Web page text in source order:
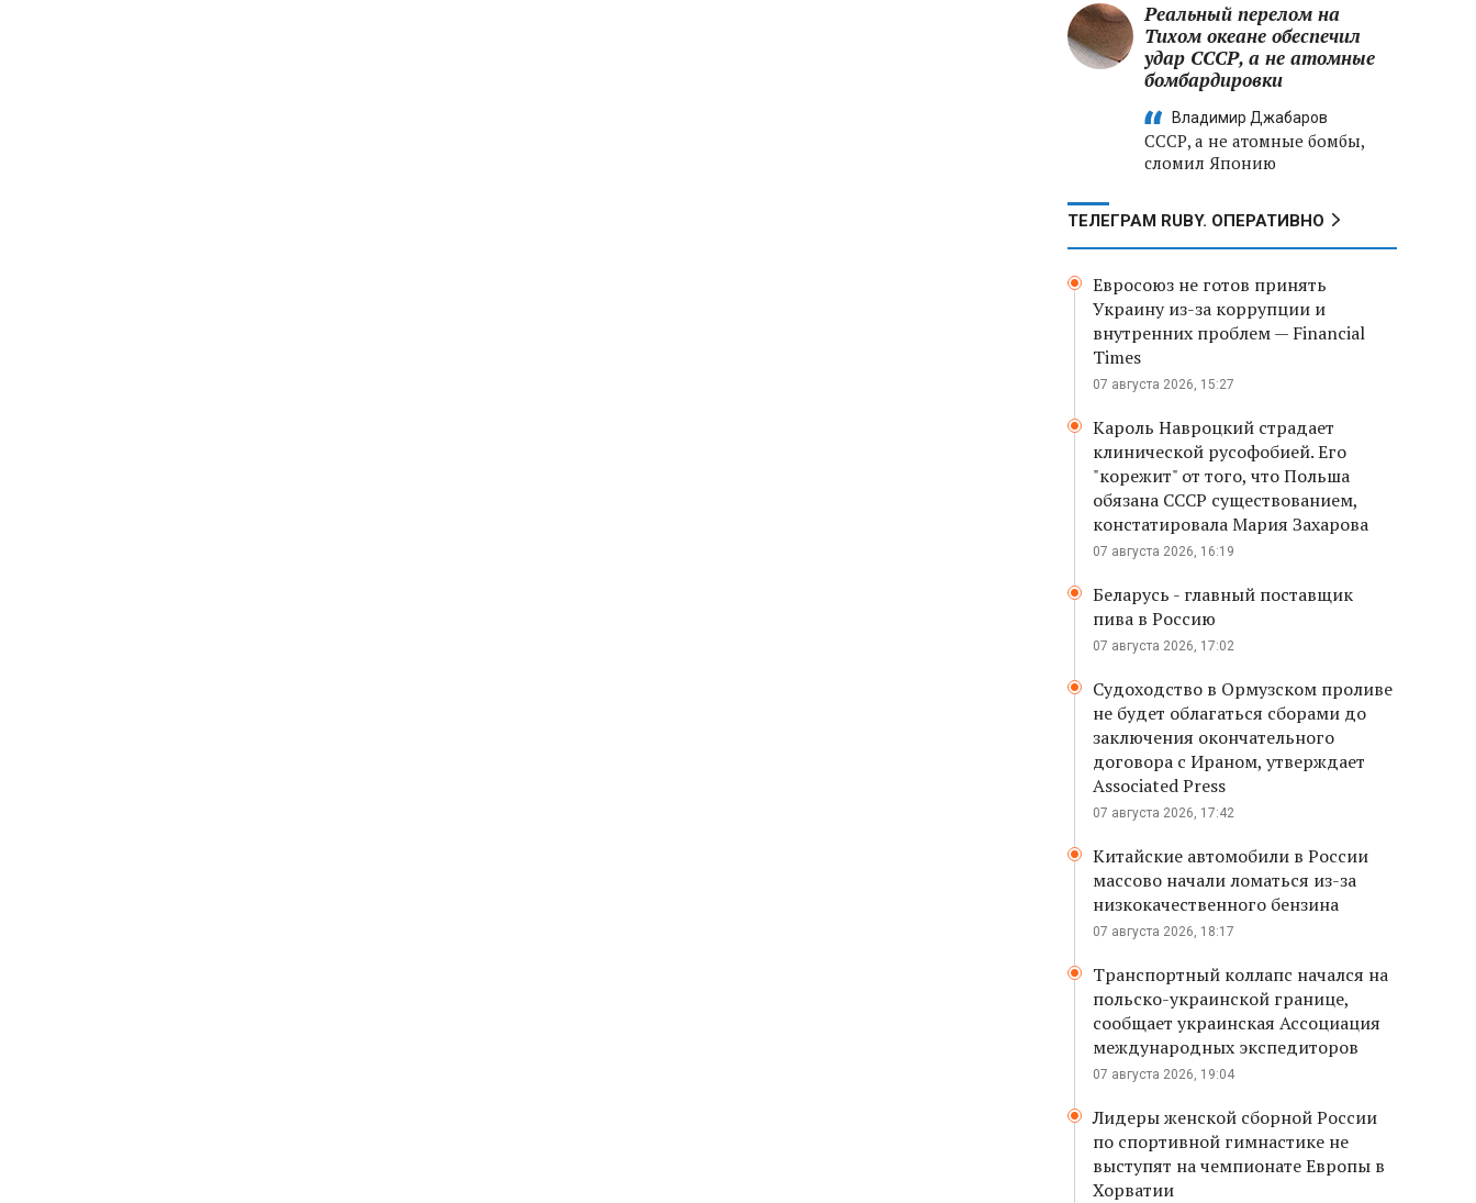
Реальный перелом на
Тихом океане обеспечил
удар СССР, а не атомные
бомбардировки
Владимир Джабаров
СССР, а не атомные бомбы,
сломил Японию
ТЕЛЕГРАМ RUBY. ОПЕРАТИВНО
Евросоюз не готов принять
Украину из-за коррупции и
внутренних проблем — Financial
Times
07 августа 2026, 15:27
Кароль Навроцкий страдает
клинической русофобией. Его
"корежит" от того, что Польша
обязана СССР существованием,
констатировала Мария Захарова
07 августа 2026, 16:19
Беларусь - главный поставщик
пива в Россию
07 августа 2026, 17:02
Судоходство в Ормузском проливе
не будет облагаться сборами до
заключения окончательного
договора с Ираном, утверждает
Associated Press
07 августа 2026, 17:42
Китайские автомобили в России
массово начали ломаться из-за
низкокачественного бензина
07 августа 2026, 18:17
Транспортный коллапс начался на
польско-украинской границе,
сообщает украинская Ассоциация
международных экспедиторов
07 августа 2026, 19:04
Лидеры женской сборной России
по спортивной гимнастике не
выступят на чемпионате Европы в
Хорватии